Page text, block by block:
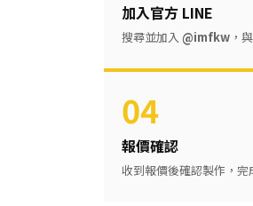
加入官方 LINE
搜尋並加入 @imfkw ，
04
報價確認
收到報價後確認製作，完